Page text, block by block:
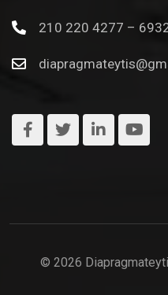
210 220 4277 –
© 2026